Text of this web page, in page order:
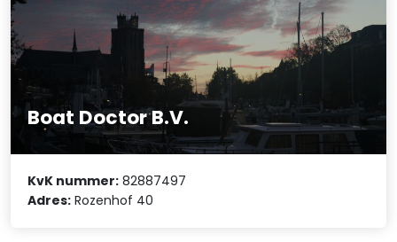
Boat Doctor B.V.
KvK nummer: 82887497
Adres: Rozenhof 40